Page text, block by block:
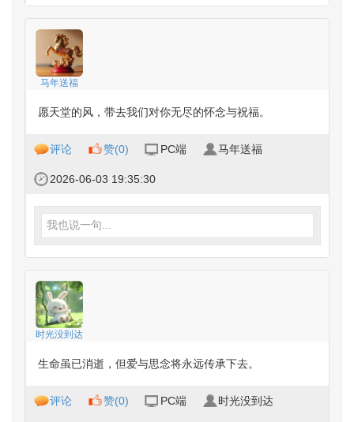
马年送福
愿天堂的风，带去我们对你无尽的怀念与祝福。
评论 赞(0) PC端 马年送福
2026-06-03 19:35:30
我也说一句...
时光没到达
生命虽已消逝，但爱与思念将永远传承下去。
评论 赞(0) PC端 时光没到达